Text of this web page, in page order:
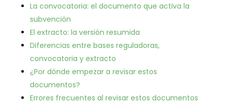
La convocatoria: el documento que activa la
subvención
El extracto: la versión resumida
Diferencias entre bases reguladoras,
convocatoria y extracto
¿Por dónde empezar a revisar estos
documentos?
Errores frecuentes al revisar estos documentos